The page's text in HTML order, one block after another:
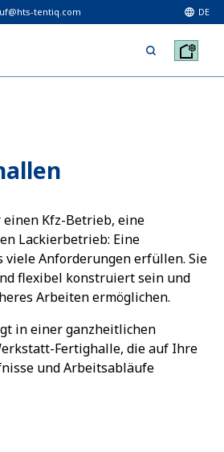
tentiq.com DE
Kfz-Betrieb, eine
Lackierbetrieb: Eine
Anforderungen erfüllen. Sie
flexibel konstruiert sein und
Arbeiten ermöglichen.
in einer ganzheitlichen
Fertighalle, die auf Ihre
und Arbeitsabläufe